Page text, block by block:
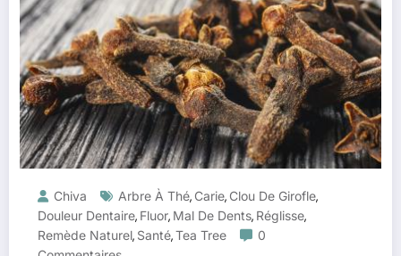
Chiva Arbre À Thé, Carie, Clou De Girofle,
Douleur Dentaire, Fluor, Mal De Dents, Réglisse,
Remède Naturel, Santé,Tea Tree
0